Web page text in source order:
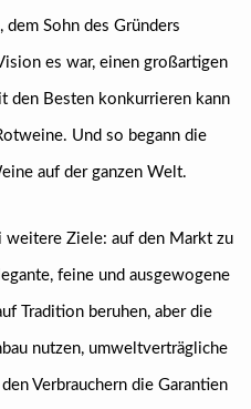
Sohn des Gründers
es war, einen großartigen
den Besten konkurrieren kann
Und so begann die
auf der ganzen Welt.
weitere Ziele: auf den Markt zu
feine und ausgewogene
Tradition beruhen, aber die
nutzen, umweltverträgliche
Verbrauchern die Garantien